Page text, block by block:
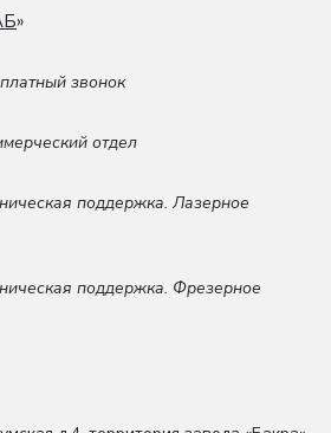
»
звонок
отдел
поддержка. Лазерное
поддержка. Фрезерное